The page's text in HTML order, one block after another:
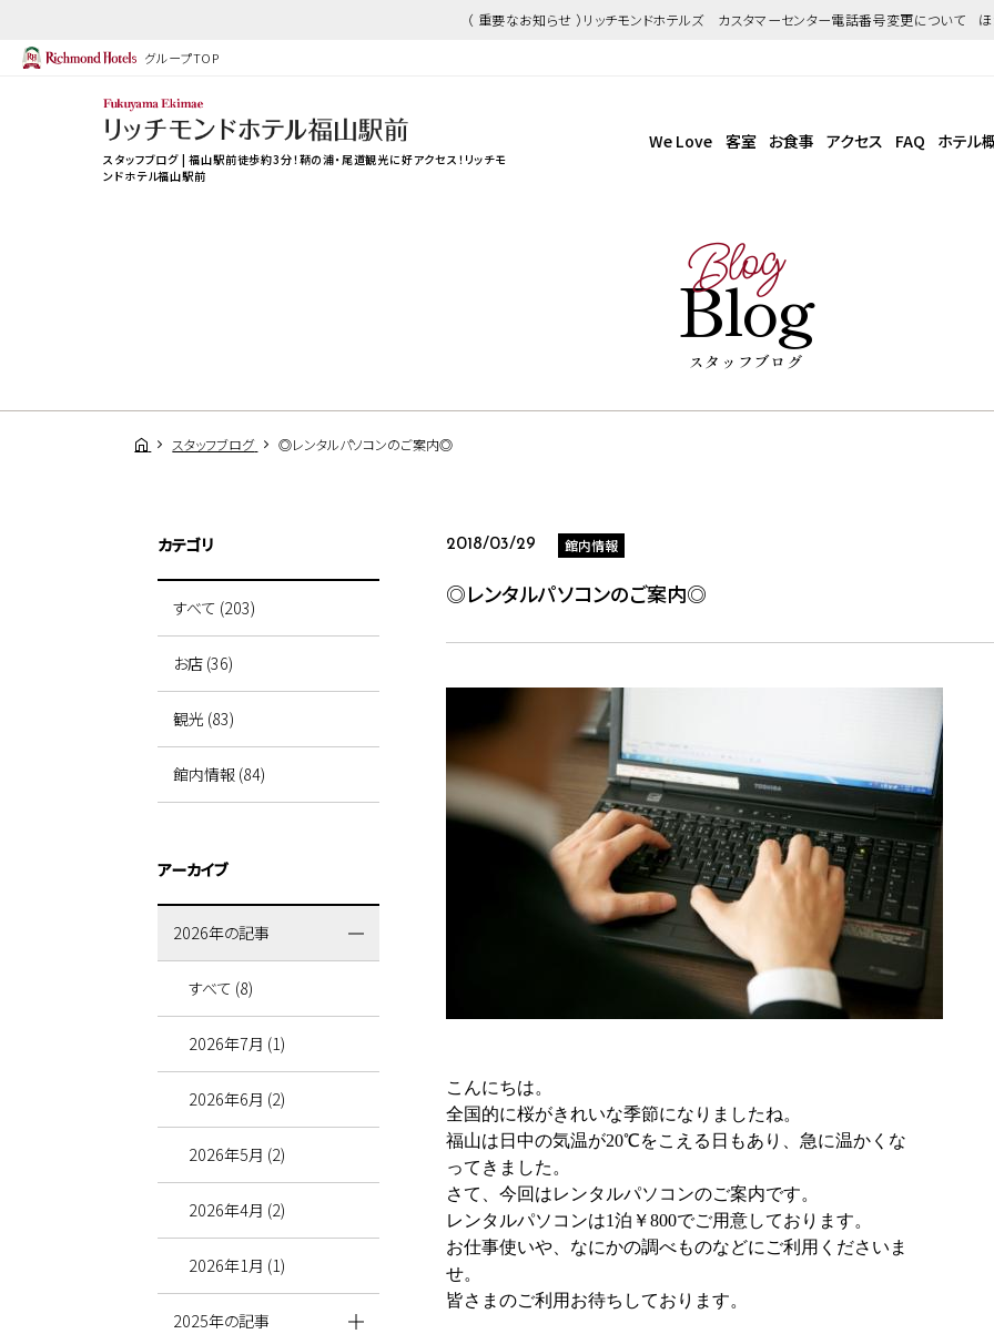
（ 重要なお知らせ ）リッチモンドホテルズ カスタマーセンター電話番号変更について
グループTOP
スタッフブログ | 福山駅前徒歩約3分！鞆の浦・尾道観光に好アクセス！リッチモ
ンドホテル福山駅前
We Love 客室 お食事 アクセス FAQ ホテル
Blog
Blog
スタッフブログ
スタッフブログ ◎レンタルパソコンのご案内◎
2018/03/29 館内情報
◎レンタルパソコンのご案内◎
こんにちは。
全国的に桜がきれいな季節になりましたね。
福山は日中の気温が20℃をこえる日もあり、急に温かくな
ってきました。
さて、今回はレンタルパソコンのご案内です。
レンタルパソコンは1泊￥800でご用意しております。
お仕事使いや、なにかの調べものなどにご利用くださいま
せ。
皆さまのご利用お待ちしております。
カテゴリ
すべて (203)
お店 (36)
観光 (83)
館内情報 (84)
アーカイブ
2026年の記事
すべて (8)
2026年7月 (1)
2026年6月 (2)
2026年5月 (2)
2026年4月 (2)
2026年1月 (1)
2025年の記事